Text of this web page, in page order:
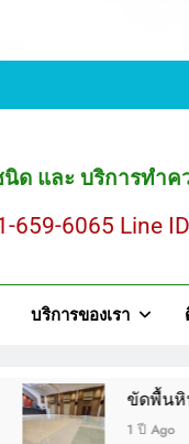
ด และ บริการทำค
659-6065 Line
บริการของเรา
ขัดพื้นหินขัด สมุทรสาค
1 ปี Ago